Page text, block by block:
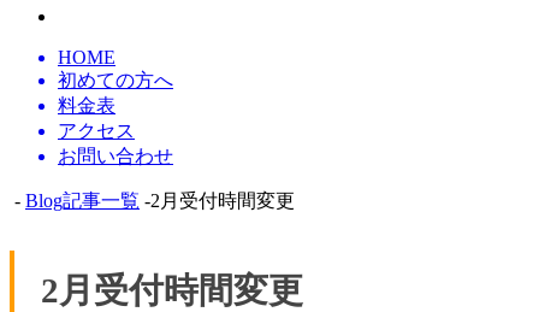
HOME
初めての方へ
料金表
アクセス
お問い合わせ
- Blog記事一覧 -2月受付時間変更
2月受付時間変更